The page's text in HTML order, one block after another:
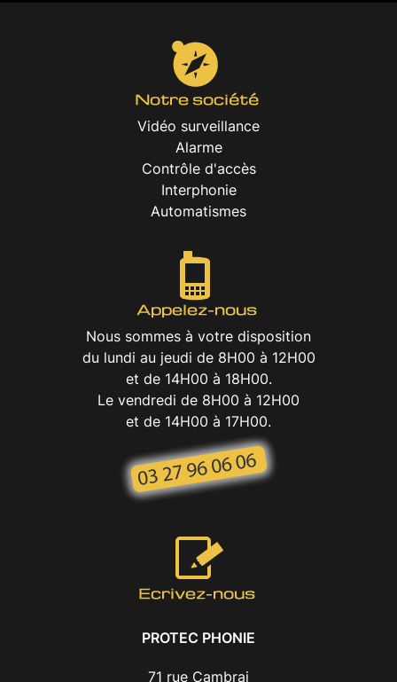
Vidéo surveillance
Alarme
Contrôle d'accès
Interphonie
Automatismes
Nous sommes à votre disposition
du lundi au jeudi de 8H00 à 12H00
et de 14H00 à 18H00.
Le vendredi de 8H00 à 12H00
et de 14H00 à 17H00.
PROTEC PHONIE
71 rue Cambrai